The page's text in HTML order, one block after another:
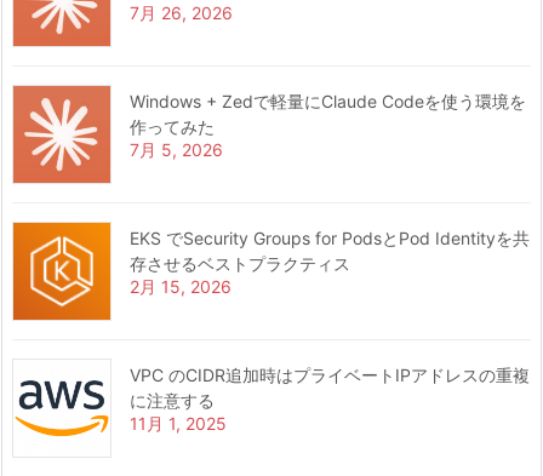
7月 26, 2026
Windows + Zedで軽量にClaude Codeを使う環境を
作ってみた
7月 5, 2026
EKS でSecurity Groups for PodsとPod Identityを共
存させるベストプラクティス
2月 15, 2026
VPC のCIDR追加時はプライベートIPアドレスの重複
に注意する
11月 1, 2025